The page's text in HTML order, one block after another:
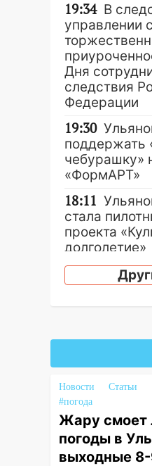
19:34 В
управлении
Дня
следствия
Федерации
19:30
поддержать
чебурашку»
«ФормАРТ»
18:11
стала
проекта
долголетие»
17:16
В
освещение
16:35 В
ещё девять
Новости
Статьи
#погода
Жару смоет
погоды в
выходные 8-